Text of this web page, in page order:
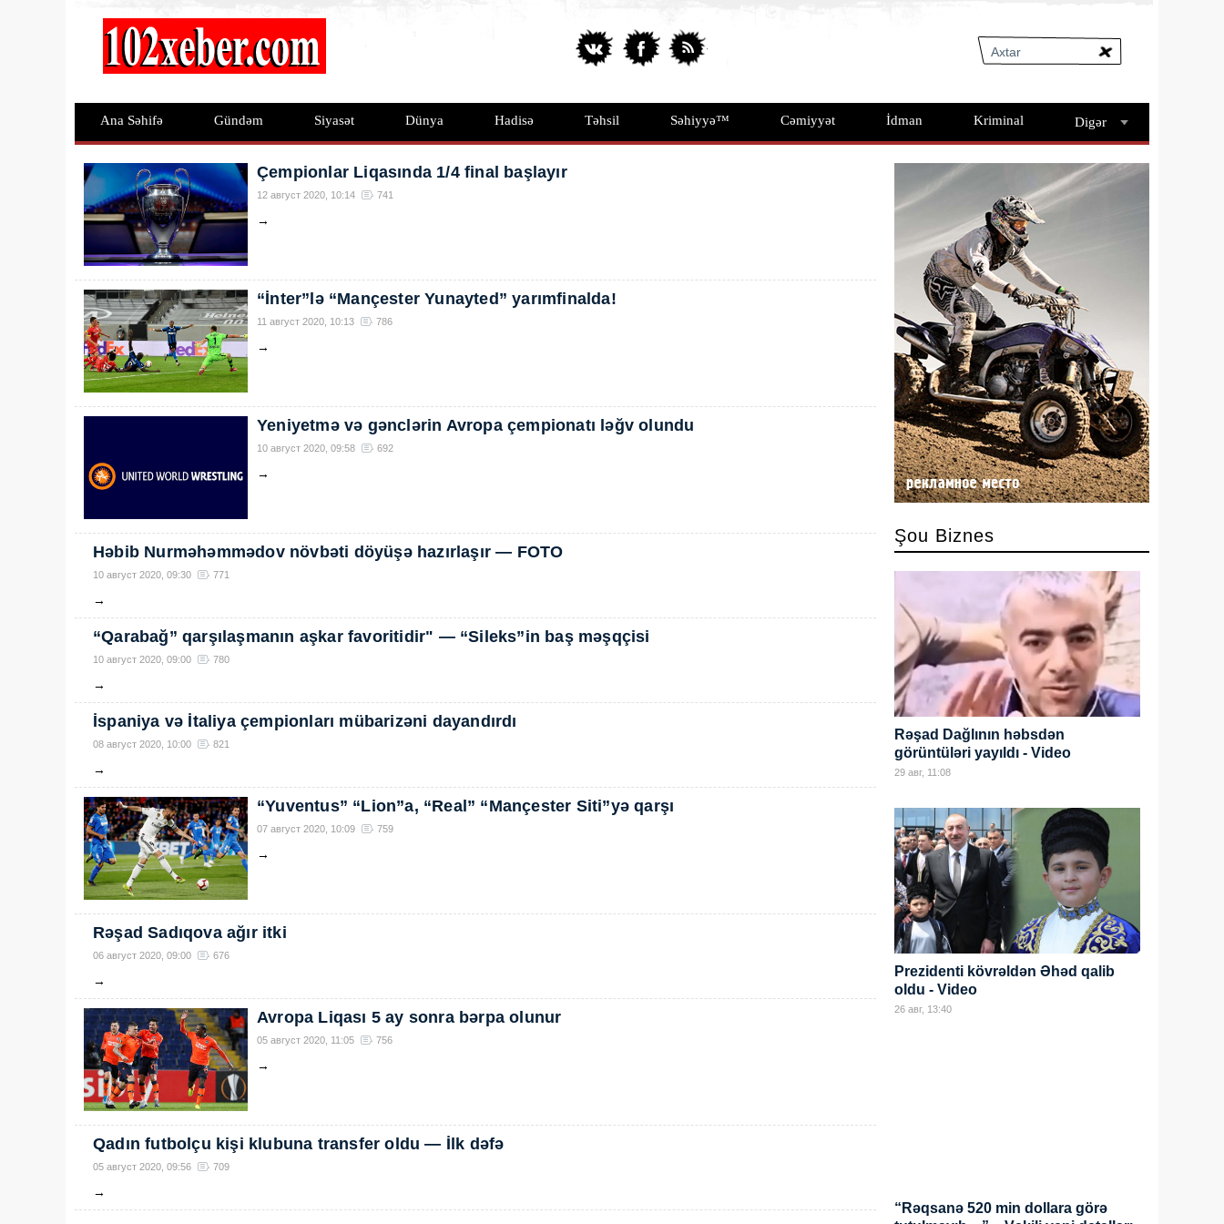
Ana Səhifə Gündəm Siyasət Dünya Hadisə Təhsil Səhiyyə™ Cəmiyyət İdman Kriminal Digər
Çempionlar Liqasında 1/4 final başlayır
12 август 2020, 10:14 741
→
“İnter”lə “Mançester Yunayted” yarımfinalda!
11 август 2020, 10:13 786
→
Yeniyetmə və gənclərin Avropa çempionatı ləğv olundu
10 август 2020, 09:58 692
→
Həbib Nurməhəmmədov növbəti döyüşə hazırlaşır — FOTO
10 август 2020, 09:30 771
→
“Qarabağ” qarşılaşmanın aşkar favoritidir" — “Sileks”in baş məşqçisi
10 август 2020, 09:00 780
→
İspaniya və İtaliya çempionları mübarizəni dayandırdı
08 август 2020, 10:00 821
→
“Yuventus” “Lion”a, “Real” “Mançester Siti”yə qarşı
07 август 2020, 10:09 759
→
Rəşad Sadıqova ağır itki
06 август 2020, 09:00 676
→
Avropa Liqası 5 ay sonra bərpa olunur
05 август 2020, 11:05 756
→
Qadın futbolçu kişi klubuna transfer oldu — İlk dəfə
05 август 2020, 09:56 709
→
Şou Biznes
Rəşad Dağlının həbsdən
görüntüləri yayıldı - Video
29 авг, 11:08
Prezidenti kövrəldən Əhəd qalib
oldu - Video
26 авг, 13:40
“Rəqsanə 520 min dollara görə